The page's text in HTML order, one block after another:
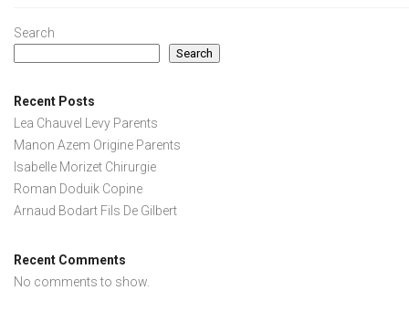
Search
Search
Recent Posts
Lea Chauvel Levy Parents
Manon Azem Origine Parents
Isabelle Morizet Chirurgie
Roman Doduik Copine
Arnaud Bodart Fils De Gilbert
Recent Comments
No comments to show.